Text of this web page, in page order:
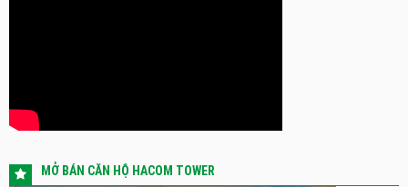
MỞ BÁN CĂN HỘ HACOM TOWER